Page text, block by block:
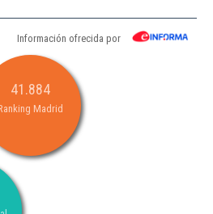
Información ofrecida por
41.884
Madrid